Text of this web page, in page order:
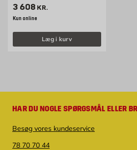
Pris 3608 kr. /stk
3 608 KR.
Kun online
Læg i kurv
HAR DU NOGLE SPØRGSMÅL ELLER
Besøg vores kundeservice
78 70 70 44